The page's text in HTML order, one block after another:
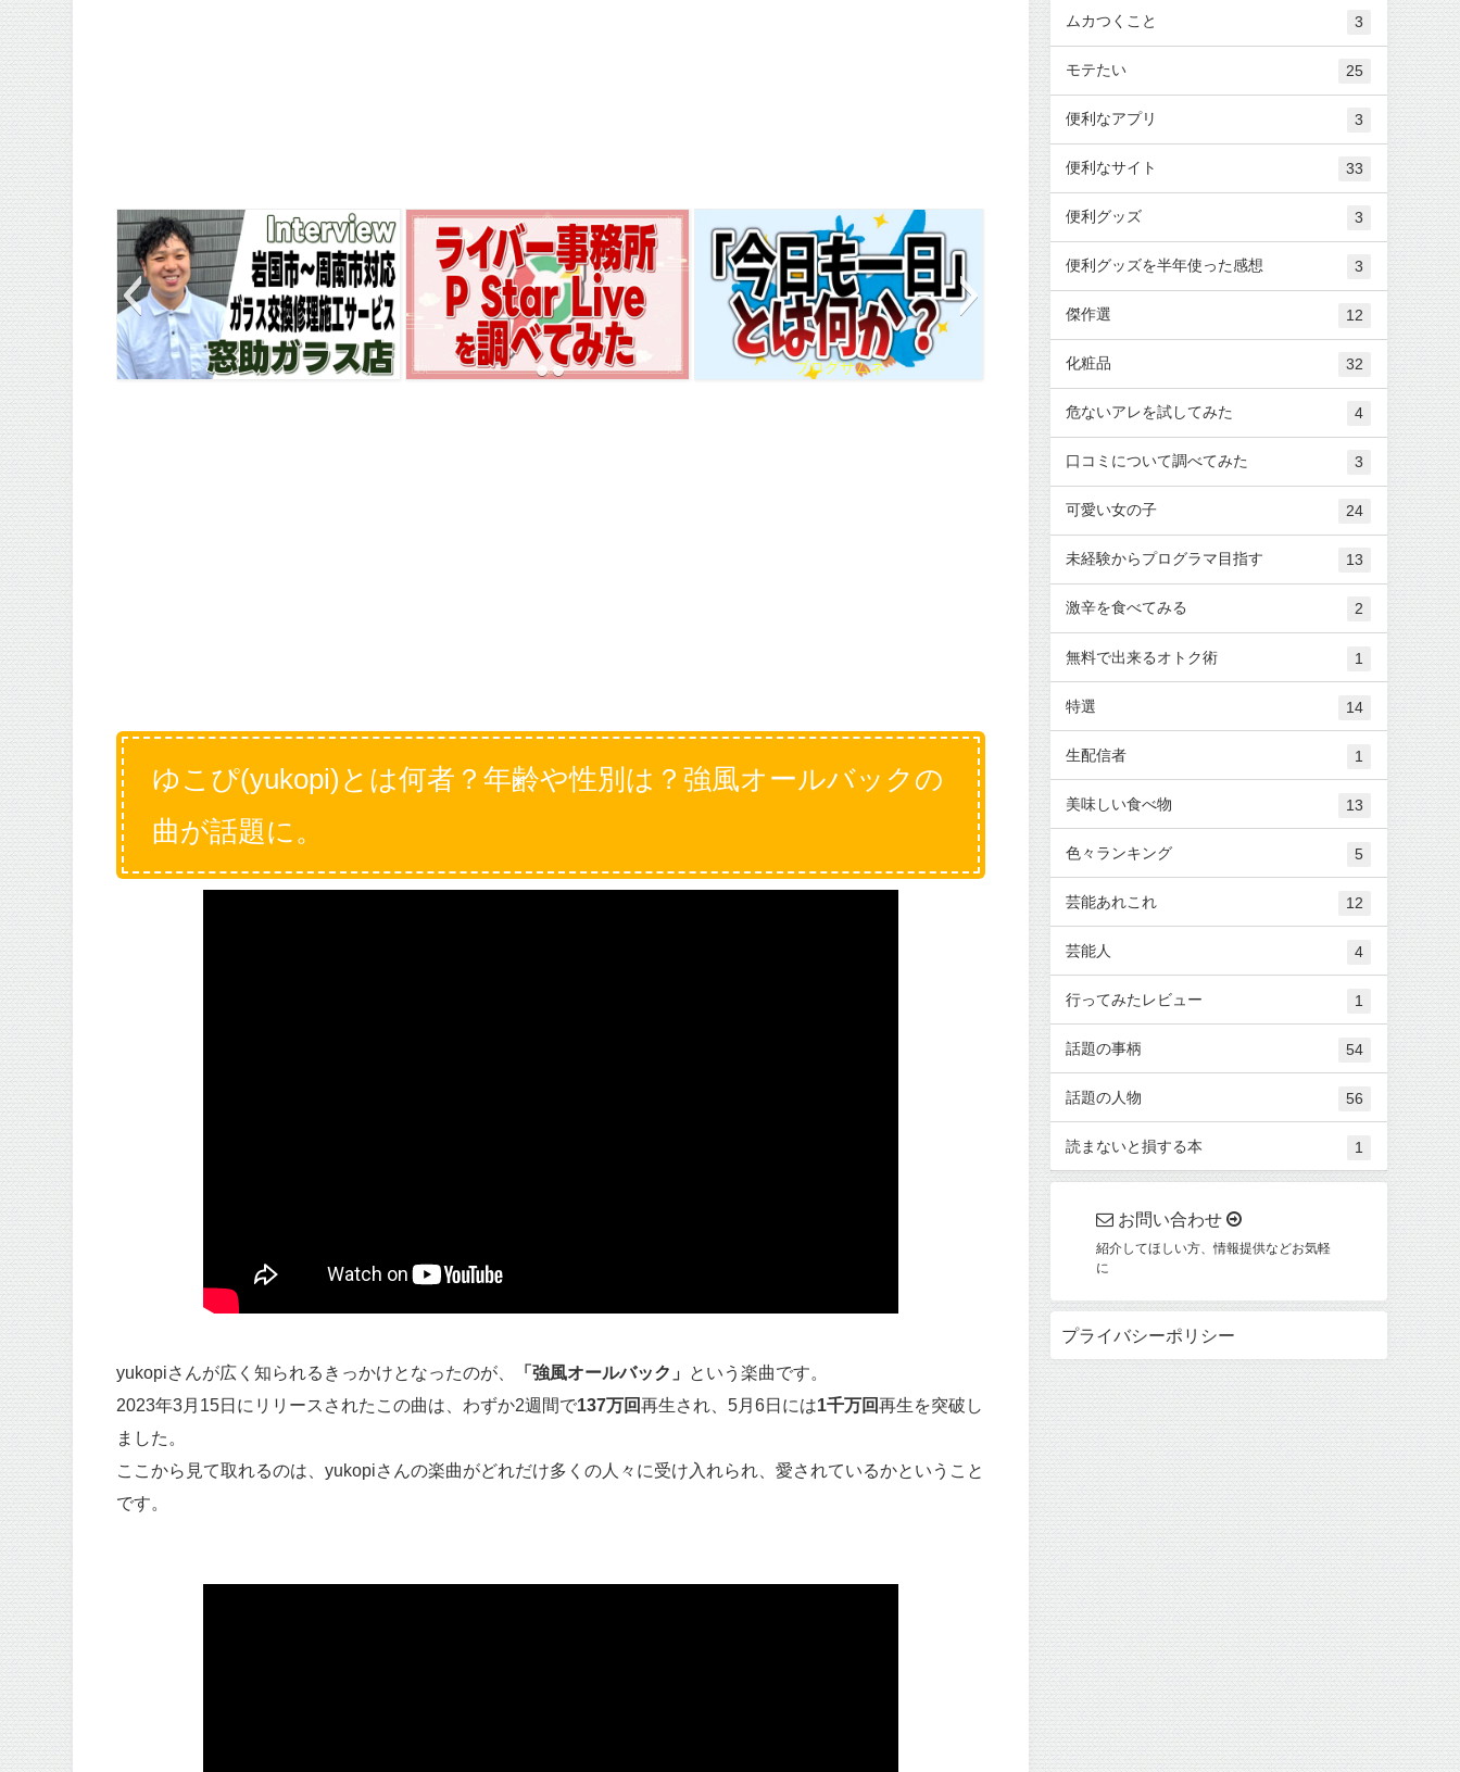
ブログサムネ
ゆこぴ(yukopi)とは何者？年齢や性別は？強風オールバックの
曲が話題に。
yukopiさんが広く知られるきっかけとなったのが、 「強風オールバック」
という楽曲です。
2023年3月15日にリリースされたこの曲は、わずか2週間で137万回再生され、5月6日には1千万回再生を突破し
ました。
ここから見て取れるのは、yukopiさんの楽曲がどれだけ多くの人々に受け入れられ、愛されているかということ
です。
ムカつくこと 3
モテたい 25
便利なアプリ 3
便利なサイト 33
便利グッズ 3
便利グッズを半年使った感想 3
傑作選 12
化粧品 32
危ないアレを試してみた 4
口コミについて調べてみた 3
可愛い女の子 24
未経験からプログラマ目指す 13
激辛を食べてみる 2
無料で出来るオトク術 1
特選 14
生配信者 1
美味しい食べ物 13
色々ランキング 5
芸能あれこれ 12
芸能人 4
行ってみたレビュー 1
話題の事柄 54
話題の人物 56
読まないと損する本 1
お問い合わせ
紹介してほしい方、情報提供などお気軽
に
プライバシーポリシー